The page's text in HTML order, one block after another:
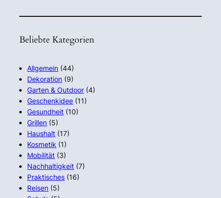
a
c
Beliebte Kategorien
Allgemein (44)
Dekoration (9)
Garten & Outdoor (4)
Geschenkidee (11)
Gesundheit (10)
Grillen (5)
Haushalt (17)
Kosmetik (1)
Mobilität (3)
Nachhaltigkeit (7)
Praktisches (16)
Reisen (5)